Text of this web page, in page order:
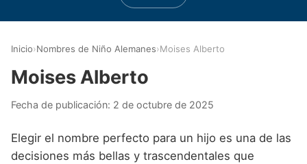
Nombres de niño que empiezan por D
Nombres de Niño Asturianos
Nombres de Niño Celtas
Nombres de Niño Alemanes
Buscar
Inicio›Nombres de Niño Alemanes›Moises Alberto
Moises Alberto
Fecha de publicación: 2 de octubre de 2025
Elegir el nombre perfecto para un hijo es una de las
decisiones más bellas y trascendentales que